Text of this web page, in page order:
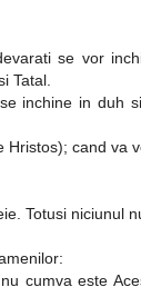
se vor
Tatal.
inchine in duh
Hristos); cand va
Totusi niciunul
cumva este